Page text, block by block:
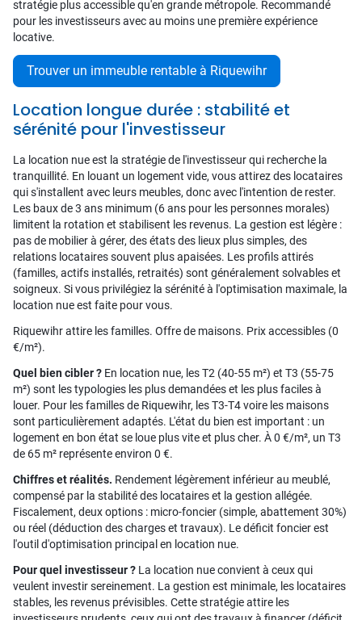
stratégie plus accessible qu'en grande métropole. Recommandé
pour les investisseurs avec au moins une première expérience
locative.
Trouver un immeuble rentable à Riquewihr
Location longue durée : stabilité et
sérénité pour l'investisseur
La location nue est la stratégie de l'investisseur qui recherche la
tranquillité. En louant un logement vide, vous attirez des locataires
qui s'installent avec leurs meubles, donc avec l'intention de rester.
Les baux de 3 ans minimum (6 ans pour les personnes morales)
limitent la rotation et stabilisent les revenus. La gestion est légère :
pas de mobilier à gérer, des états des lieux plus simples, des
relations locataires souvent plus apaisées. Les profils attirés
(familles, actifs installés, retraités) sont généralement solvables et
soigneux. Si vous privilégiez la sérénité à l'optimisation maximale, la
location nue est faite pour vous.
Riquewihr attire les familles. Offre de maisons. Prix accessibles (0
€/m²).
Quel bien cibler ? En location nue, les T2 (40-55 m²) et T3 (55-75
m²) sont les typologies les plus demandées et les plus faciles à
louer. Pour les familles de Riquewihr, les T3-T4 voire les maisons
sont particulièrement adaptés. L'état du bien est important : un
logement en bon état se loue plus vite et plus cher. À 0 €/m², un T3
de 65 m² représente environ 0 €.
Chiffres et réalités. Rendement légèrement inférieur au meublé,
compensé par la stabilité des locataires et la gestion allégée.
Fiscalement, deux options : micro-foncier (simple, abattement 30%)
ou réel (déduction des charges et travaux). Le déficit foncier est
l'outil d'optimisation principal en location nue.
Pour quel investisseur ? La location nue convient à ceux qui
veulent investir sereinement. La gestion est minimale, les locataires
stables, les revenus prévisibles. Cette stratégie attire les